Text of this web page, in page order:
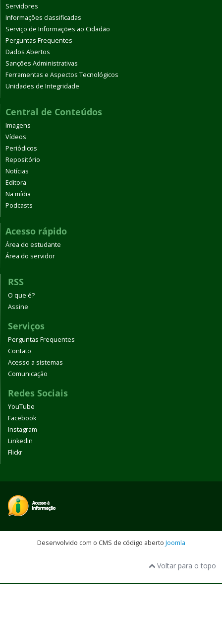
Servidores
Informações classificadas
Serviço de Informações ao Cidadão
Perguntas Frequentes
Dados Abertos
Sanções Administrativas
Ferramentas e Aspectos Tecnológicos
Unidades de Integridade
Central de Conteúdos
Imagens
Vídeos
Periódicos
Repositório
Notícias
Editora
Na mídia
Podcasts
Acesso rápido
Área do estudante
Área do servidor
RSS
O que é?
Assine
Serviços
Perguntas Frequentes
Contato
Acesso a sistemas
Comunicação
Redes Sociais
YouTube
Facebook
Instagram
Linkedin
Flickr
Desenvolvido com o CMS de código aberto Joomla
Voltar para o topo